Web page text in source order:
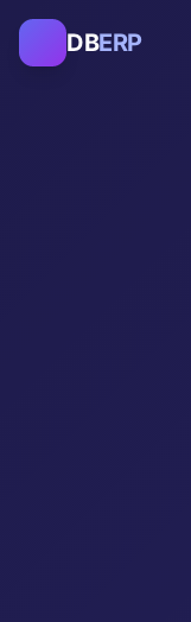
跳转至主要内容
DBERP